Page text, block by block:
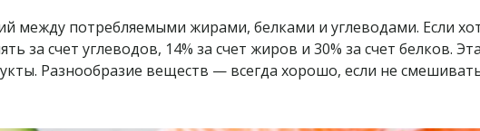
между потребляемыми жирами, белками и углеводами. Если
за счет углеводов, 14% за счет жиров и 30% за счет белков.
Разнообразие веществ — всегда хорошо, если не